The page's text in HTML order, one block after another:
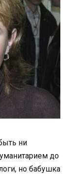
ни
до
но бабушка